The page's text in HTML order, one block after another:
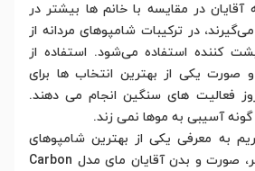
در مقایسه با خانم‌ ها بیشتر در
در ترکیبات شامپوهای مردانه از
کننده استفاده می‌شود. استفاده از
صورت یکی از بهترین انتخاب ها برای
فعالیت های سنگین انجام می دهند.
آسیبی به موها نمی زند.
به معرفی یکی از بهترین شامپوهای
ایرانی به نام شامپو سر، صورت و بدن آقایان مای مدل Carbon